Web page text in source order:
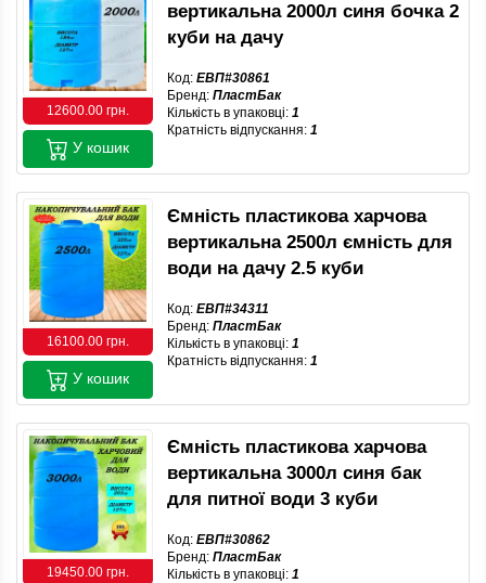
12600.00 грн.
вертикальна 2000л синя бочка 2
куби на дачу
Код: ЕВП#30861
Бренд: ПластБак
Кількість в упаковці: 1
Кратність відпускання: 1
У кошик
16100.00 грн.
Ємність пластикова харчова
вертикальна 2500л ємність для
води на дачу 2.5 куби
Код: ЕВП#34311
Бренд: ПластБак
Кількість в упаковці: 1
Кратність відпускання: 1
У кошик
19450.00 грн.
Ємність пластикова харчова
вертикальна 3000л синя бак
для питної води 3 куби
Код: ЕВП#30862
Бренд: ПластБак
Кількість в упаковці: 1